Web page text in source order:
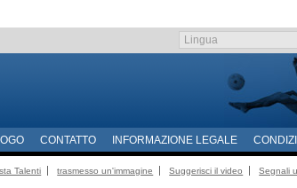
CONTATTO INFORMAZIONE LEGALE
Talenti trasmesso un'immagine Suggerisci il video
Segnali